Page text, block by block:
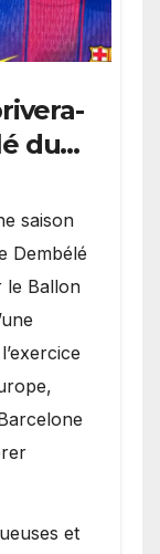
du
saison
Dembélé
le Ballon
et